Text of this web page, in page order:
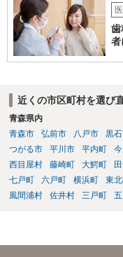
い。施設の方には、「こ
はせず、弁護士にご相談
幸いです。
歯
者
近くの市区町村を選び
青森県内
青森市
弘前市 八戸市 黒
つがる市
平川市 平内町
西目屋村
藤崎町 大鰐町
七戸町
六戸町 横浜町 東
風間浦村
佐井村 三戸町